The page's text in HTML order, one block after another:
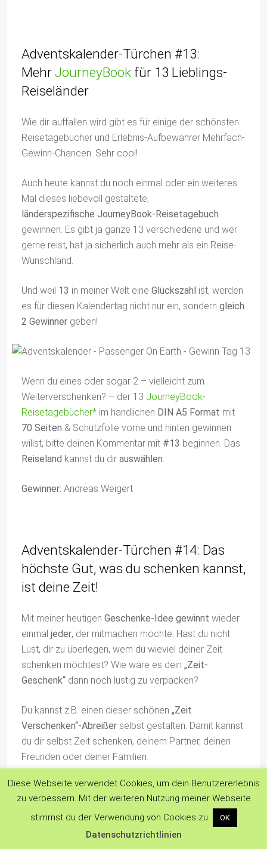
Adventskalender-Türchen #13:
MehrJourneyBook für 13 Lieblings-
Reiseländer
Wie dir auffallen wird gibt es für einige der schönsten
Reisetagebücher und Erlebnis-Aufbewahrer Mehrfach-
Gewinn-Chancen. Sehr cool!
Auch heute kannst du noch einmal oder ein weiteres
Mal dieses liebevoll gestaltete,
länderspezifische JourneyBook-Reisetagebuch
gewinnen. Es gibt ja ganze 13 verschiedene und wer
gerne reist, hat ja sicherlich auch mehr als ein Reise-
Wunschland.
Und weil 13 in meiner Welt eine Glückszahl ist, werden
es für diesen Kalendertag nicht nur ein, sondern gleich
2 Gewinner geben!
Wenn du eines oder sogar 2 – vielleicht zum
Weiterverschenken? – der 13 JourneyBook-
Reisetagebücher* im handlichen DIN A5 Format mit
70 Seiten & Schutzfolie vorne und hinten gewinnen
willst, bitte deinen Kommentar mit #13 beginnen. Das
Reiseland kannst du dir auswählen.
Gewinner: Andreas Weigert
Adventskalender-Türchen #14: Das
höchste Gut, was du schenken kannst,
ist deine Zeit!
Mit meiner heutigen Geschenke-Idee gewinnt wieder
einmal jeder, der mitmachen möchte. Hast du nicht
Lust, dir zu überlegen, wem du wieviel deiner Zeit
schenken möchtest? Wie wäre es dein „Zeit-
Geschenk“ dann noch lustig zu verpacken?
Du kannst z.B. einen dieser schönen „Zeit
Verschenken“-Abreißer selbst gestalten. Damit kannst
du dir selbst Zeit schenken, deinem Partner, deinen
Freunden oder deiner Familien.
besonders schönes Geschenkfinde ich! Denn
Diese Webseite verwendet Cookies, um dein Benutzererlebnis
zu verbessern. Mit der weiteren Nutzung meiner Webseite
stimmst du der Verwendung von Cookies zu.
OK
Datenschutzrichtlinien